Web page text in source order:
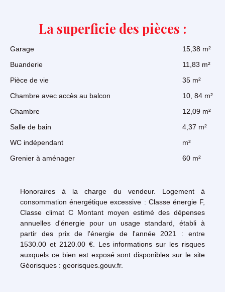
La superficie des pièces :
Garage
15,38 m²
Buanderie
11,83 m²
Pièce de vie
35 m²
Chambre avec accès au balcon
10, 84 m²
Chambre
12,09 m²
Salle de bain
4,37 m²
WC indépendant
m²
Grenier à aménager
60 m²
Honoraires à la charge du vendeur. Logement à
consommation énergétique excessive : Classe énergie F,
Classe climat C Montant moyen estimé des dépenses
annuelles d'énergie pour un usage standard, établi à
partir des prix de l'énergie de l'année 2021 : entre
1530.00 et 2120.00 €. Les informations sur les risques
auxquels ce bien est exposé sont disponibles sur le site
Géorisques : georisques.gouv.fr.